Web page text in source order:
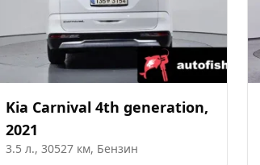
Kia Carnival 4th generation,
2021
3.5 л., 30527 км, Бензин